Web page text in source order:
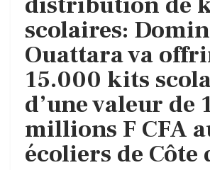
scolaires:
Ouattara va
15.000 kits
d’une valeur de
millions F CFA
écoliers de Côte